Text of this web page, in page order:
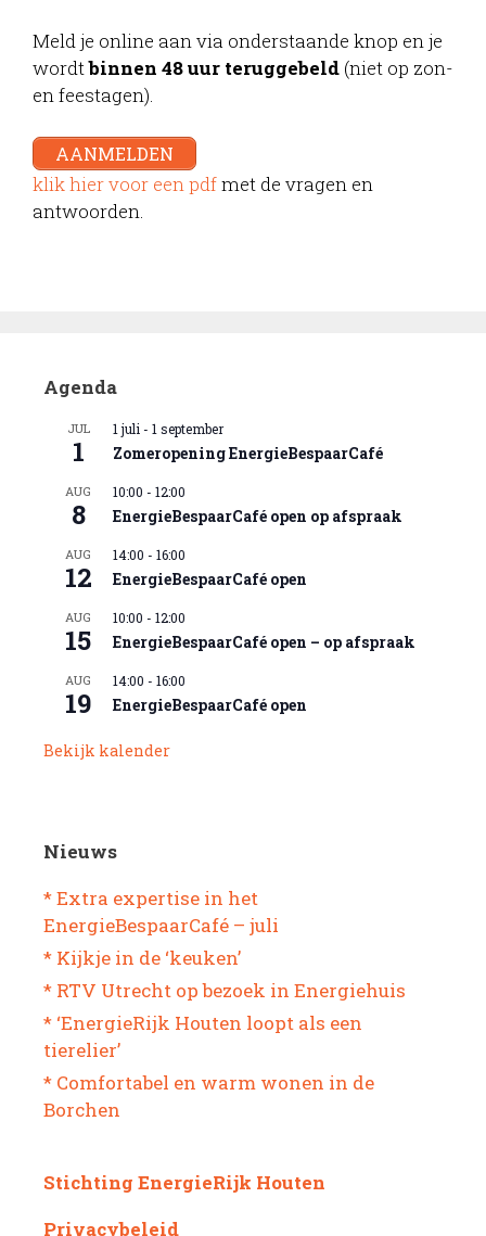
Meld je online aan via onderstaande knop en je
wordtbinnen 48 uur teruggebeld (niet op zon-
en feestagen).
AANMELDEN
klik hier voor een pdfmet de vragen en
antwoorden.
Agenda
JUL
1
1 juli - 1 september
Zomeropening EnergieBespaarCafé
AUG
8
10:00 - 12:00
EnergieBespaarCafé open op afspraak
AUG
12
14:00 - 16:00
EnergieBespaarCafé open
AUG
15
10:00 - 12:00
EnergieBespaarCafé open – op afspraak
AUG
19
14:00 - 16:00
EnergieBespaarCafé open
Bekijk kalender
Nieuws
* Extra expertise in het
EnergieBespaarCafé – juli
* Kijkje in de ‘keuken’
* RTV Utrecht op bezoek in Energiehuis
* ‘EnergieRijk Houten loopt als een
tierelier’
* Comfortabel en warm wonen in de
Borchen
Stichting EnergieRijk Houten
Privacybeleid